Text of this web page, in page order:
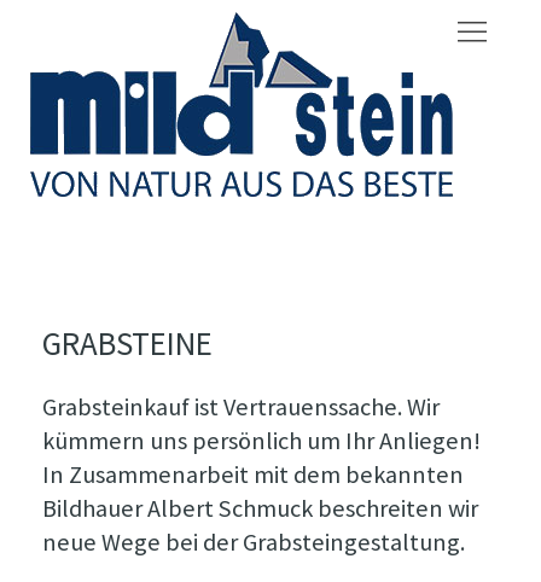
GRABSTEINE
Grabsteinkauf ist Vertrauenssache. Wir
kümmern uns persönlich um Ihr Anliegen!
In Zusammenarbeit mit dem bekannten
Bildhauer Albert Schmuck beschreiten wir
neue Wege bei der Grabsteingestaltung.